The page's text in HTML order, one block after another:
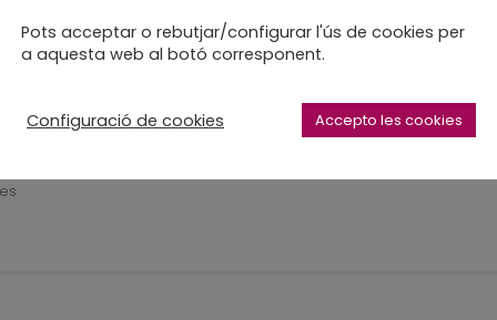
nova,
Pots acceptar o rebutjar/configurar l'ús de cookies per
a aquesta web al botó corresponent.
Configuració de cookies Accepto les cookies